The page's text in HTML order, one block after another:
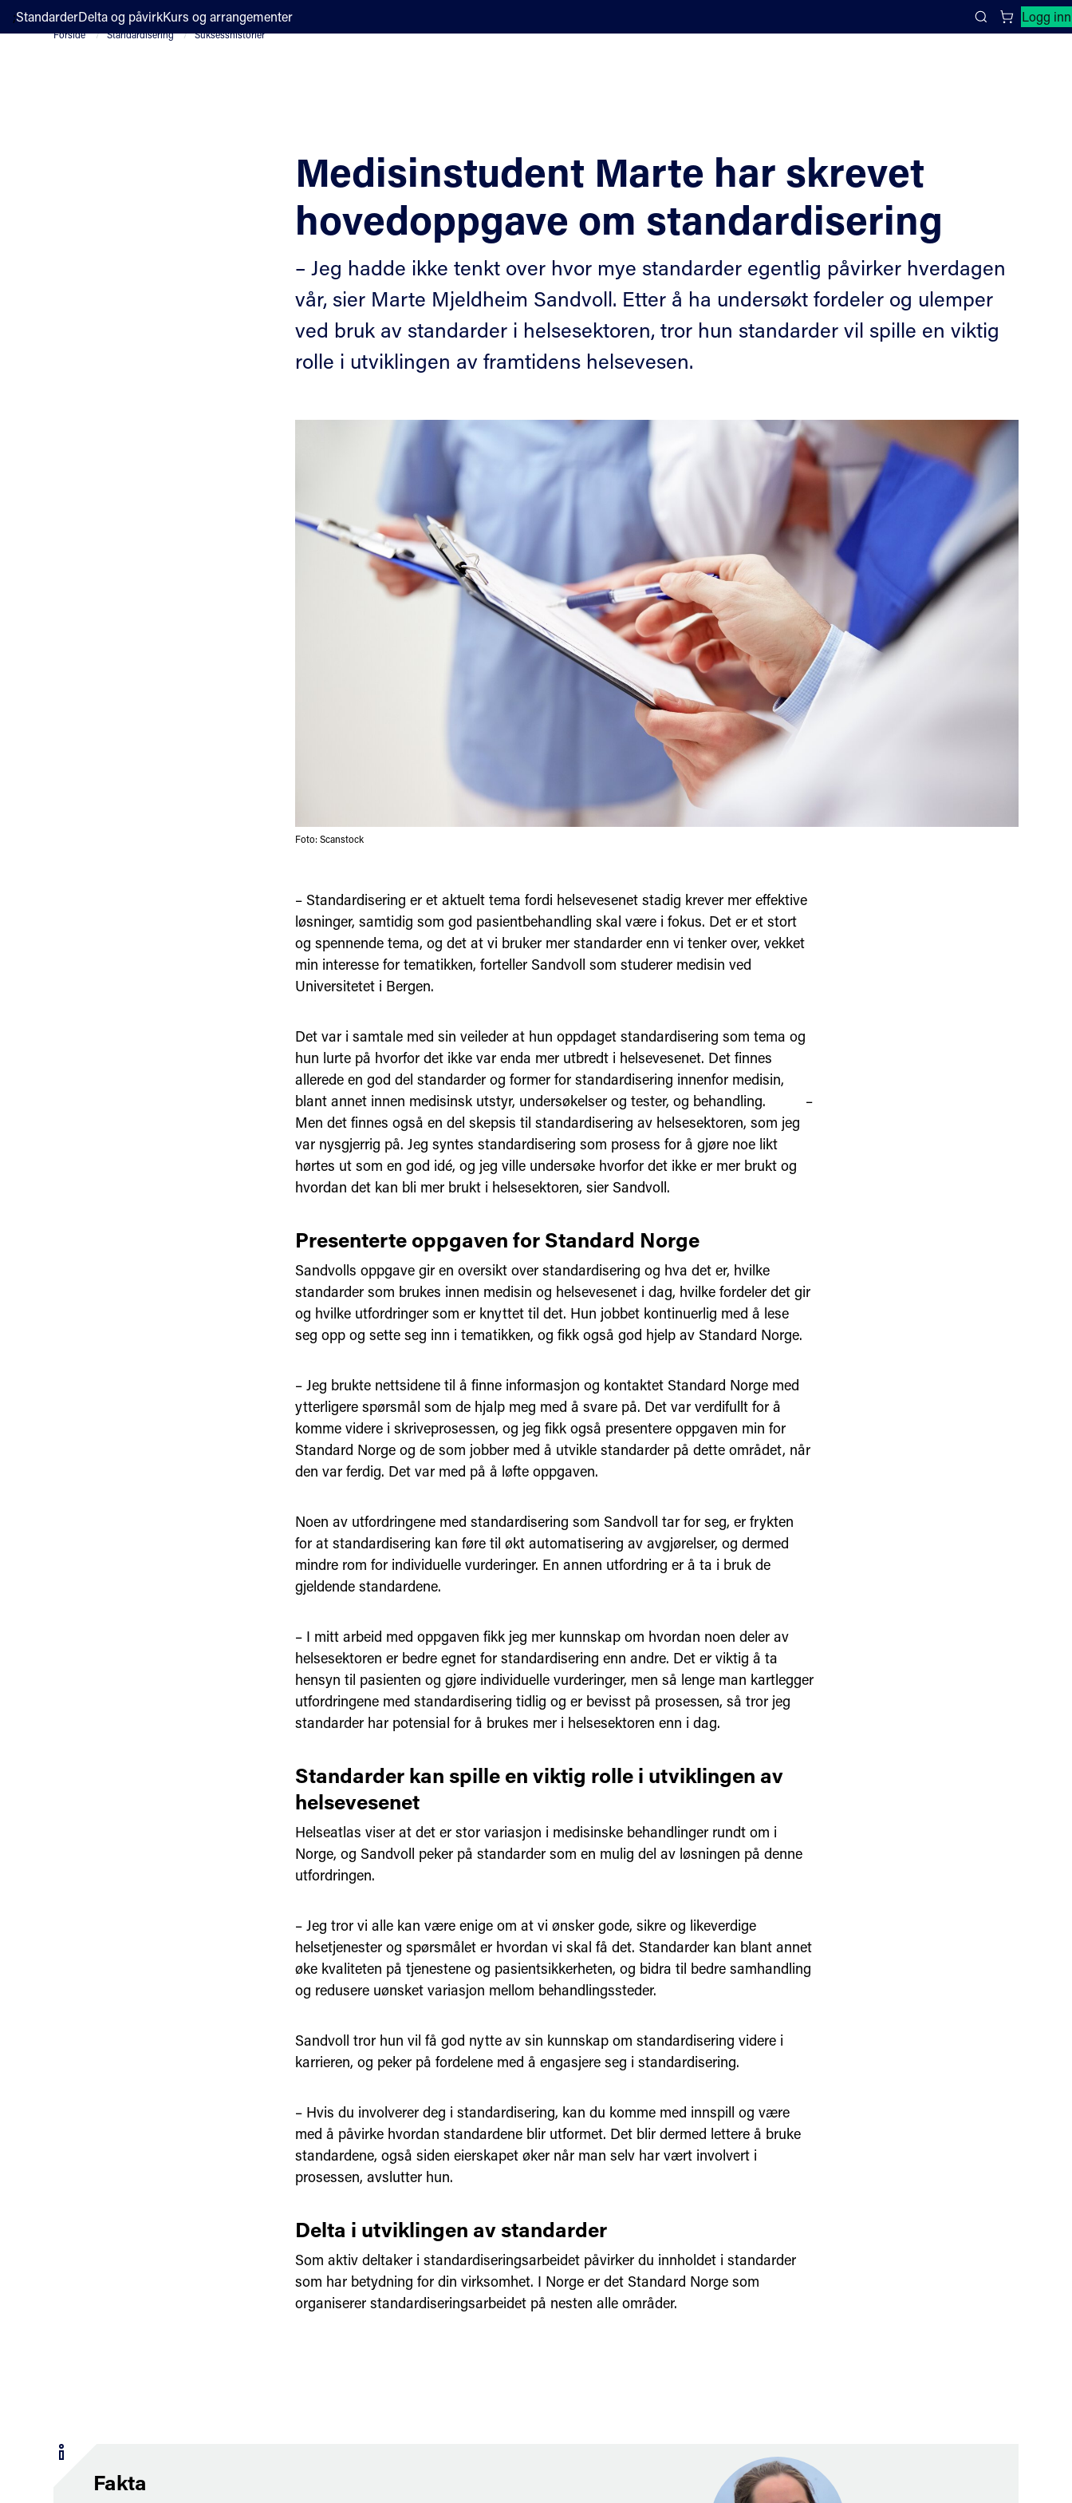
;StandarderDelta og påvirkKurs og arrangementer
Search
Logg inn
Lukk søkepanel
Forside Standardisering Suksesshistorier
Medisinstudent Marte har skrevet
hovedoppgave om standardisering
– Jeg hadde ikke tenkt over hvor mye standarder egentlig påvirker hverdagen
vår, sier Marte Mjeldheim Sandvoll. Etter å ha undersøkt fordeler og ulemper
ved bruk av standarder i helsesektoren, tror hun standarder vil spille en viktig
rolle i utviklingen av framtidens helsevesen.
Foto: Scanstock
– Standardisering er et aktuelt tema fordi helsevesenet stadig krever mer effektive
løsninger, samtidig som god pasientbehandling skal være i fokus. Det er et stort
og spennende tema, og det at vi bruker mer standarder enn vi tenker over, vekket
min interesse for tematikken, forteller Sandvoll som studerer medisin ved
Universitetet i Bergen.
Det var i samtale med sin veileder at hun oppdaget standardisering som tema og
hun lurte på hvorfor det ikke var enda mer utbredt i helsevesenet. Det finnes
allerede en god del standarder og former for standardisering innenfor medisin,
blant annet innen medisinsk utstyr, undersøkelser og tester, og behandling. –
Men det finnes også en del skepsis til standardisering av helsesektoren, som jeg
var nysgjerrig på. Jeg syntes standardisering som prosess for å gjøre noe likt
hørtes ut som en god idé, og jeg ville undersøke hvorfor det ikke er mer brukt og
hvordan det kan bli mer brukt i helsesektoren, sier Sandvoll.
Presenterte oppgaven for Standard Norge
Sandvolls oppgave gir en oversikt over standardisering og hva det er, hvilke
standarder som brukes innen medisin og helsevesenet i dag, hvilke fordeler det gir
og hvilke utfordringer som er knyttet til det. Hun jobbet kontinuerlig med å lese
seg opp og sette seg inn i tematikken, og fikk også god hjelp av Standard Norge.
– Jeg brukte nettsidene til å finne informasjon og kontaktet Standard Norge med
ytterligere spørsmål som de hjalp meg med å svare på. Det var verdifullt for å
komme videre i skriveprosessen, og jeg fikk også presentere oppgaven min for
Standard Norge og de som jobber med å utvikle standarder på dette området, når
den var ferdig. Det var med på å løfte oppgaven.
Noen av utfordringene med standardisering som Sandvoll tar for seg, er frykten
for at standardisering kan føre til økt automatisering av avgjørelser, og dermed
mindre rom for individuelle vurderinger. En annen utfordring er å ta i bruk de
gjeldende standardene.
– I mitt arbeid med oppgaven fikk jeg mer kunnskap om hvordan noen deler av
helsesektoren er bedre egnet for standardisering enn andre. Det er viktig å ta
hensyn til pasienten og gjøre individuelle vurderinger, men så lenge man kartlegger
utfordringene med standardisering tidlig og er bevisst på prosessen, så tror jeg
standarder har potensial for å brukes mer i helsesektoren enn i dag.
Standarder kan spille en viktig rolle i utviklingen av
helsevesenet
Helseatlas viser at det er stor variasjon i medisinske behandlinger rundt om i
Norge, og Sandvoll peker på standarder som en mulig del av løsningen på denne
utfordringen.
– Jeg tror vi alle kan være enige om at vi ønsker gode, sikre og likeverdige
helsetjenester og spørsmålet er hvordan vi skal få det. Standarder kan blant annet
øke kvaliteten på tjenestene og pasientsikkerheten, og bidra til bedre samhandling
og redusere uønsket variasjon mellom behandlingssteder.
Sandvoll tror hun vil få god nytte av sin kunnskap om standardisering videre i
karrieren, og peker på fordelene med å engasjere seg i standardisering.
– Hvis du involverer deg i standardisering, kan du komme med innspill og være
med å påvirke hvordan standardene blir utformet. Det blir dermed lettere å bruke
standardene, også siden eierskapet øker når man selv har vært involvert i
prosessen, avslutter hun.
Delta i utviklingen av standarder
Som aktiv deltaker i standardiseringsarbeidet påvirker du innholdet i standarder
som har betydning for din virksomhet. I Norge er det Standard Norge som
organiserer standardiseringsarbeidet på nesten alle områder.
Fakta